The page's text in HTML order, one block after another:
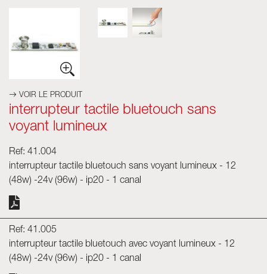
Skyled - Luminaires sur mesure
Neolight - Luminaires techniques de design
Rail triphasé (230V)
Rail 48V
Rail mini 24V
Spots et Downlights
Panneaux lumineux et Plexiled
VOIR LE PRODUIT
interrupteur tactile bluetouch sans
voyant lumineux
Ref: 41.004
interrupteur tactile bluetouch sans voyant lumineux - 12
(48w) -24v (96w) - ip20 - 1 canal
Ref: 41.005
interrupteur tactile bluetouch avec voyant lumineux - 12
(48w) -24v (96w) - ip20 - 1 canal